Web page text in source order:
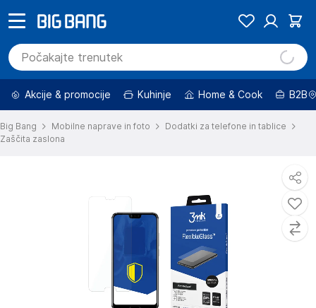
Akcije & promocije Kuhinje Home & Cook B2B
Big Bang Mobilne naprave in foto
Dodatki za telefone in tablice
Zaščita zaslona